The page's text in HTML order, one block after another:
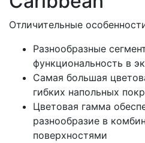
Отличительные
Разнообразные
функциональность в
Самая большая
гибких напольных
Цветовая гамма
разнообразие в
поверхностями